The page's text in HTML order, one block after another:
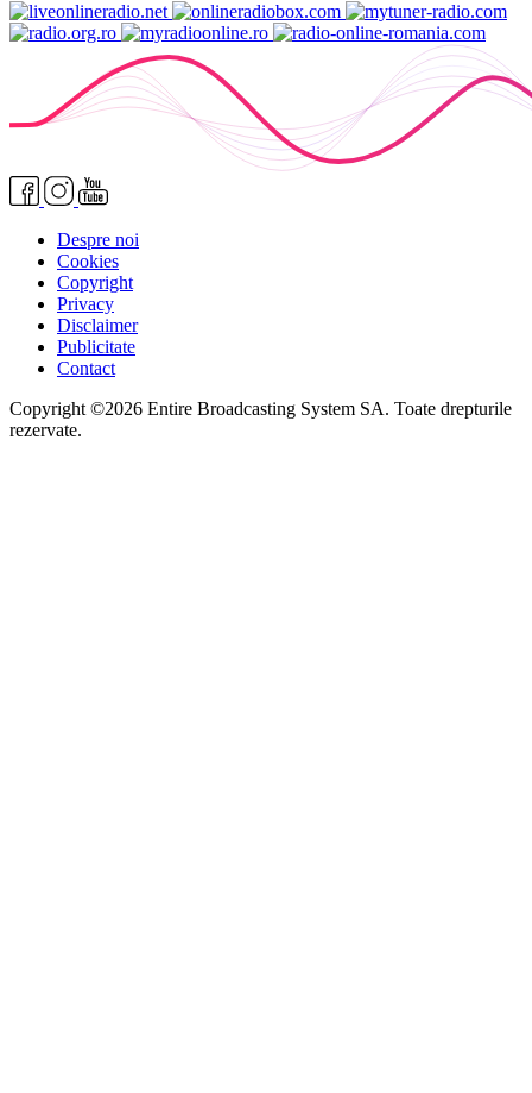
Despre noi
Cookies
Copyright
Privacy
Disclaimer
Publicitate
Contact
Copyright ©2026 Entire Broadcasting System SA. Toate drepturile
rezervate.